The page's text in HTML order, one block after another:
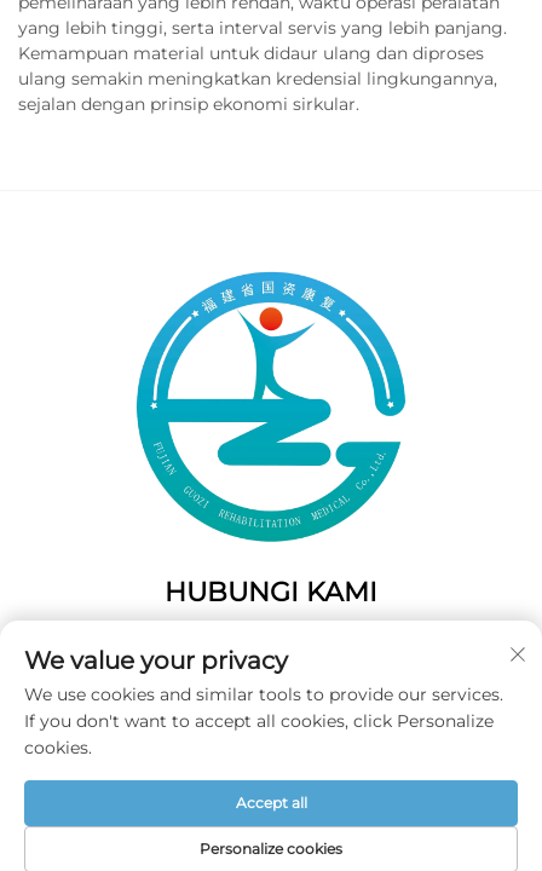
yang lebih tinggi, serta interval servis yang lebih panjang.
Kemampuan material untuk didaur ulang dan diproses
ulang semakin meningkatkan kredensial lingkungannya,
sejalan dengan prinsip ekonomi sirkular.
HUBUNGI KAMI
Tiongkok
Telp:+86-19859128239
E-Mail:
Semua Hak Dilindungi Undang-undang -
We value your privacy
We use cookies and similar tools to provide our services.
If you don't want to accept all cookies, click Personalize
cookies.
Personalize cookies
Accept all